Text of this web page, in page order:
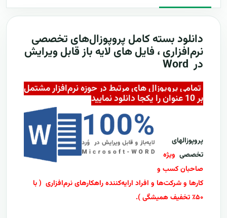
دانلود بسته کامل پروپوزال‌های تخصصی
نرم‌افزاری ، فایل های لایه باز قابل ویرایش
در Word
تمامی پروپوزال های مرتبط در حوزه نرم‌افزار مشتمل
بر 10 عنوان را یکجا دانلود نمایید
پروپوزالهای
تخصصی ویژه
صاحبان کسب و
کارها و شرکت‌ها و افراد ارایه‌کننده راهکارهای نرم‌افزاری ( با
۵۰٪ تخفیف همیشگی )
.